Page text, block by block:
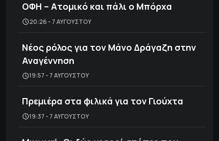
ΟΦΗ – Ατομικό και πάλι ο Μπόρχα
20:26 - 7 ΑΥΓΟΎΣΤΟΥ
Νέος ρόλος για τον Μάνο Δράγαζη στην
Αναγέννηση
19:57 - 7 ΑΥΓΟΎΣΤΟΥ
Πρεμιέρα στα φιλικά για τον Γιούχτα
19:37 - 7 ΑΥΓΟΎΣΤΟΥ